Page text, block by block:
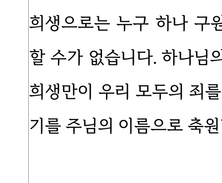
희생으로는 누구 하나 구
할 수가 없습니다. 하나님
희생만이 우리 모두의 죄
기를 주님의 이름으로 축